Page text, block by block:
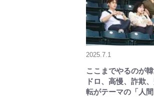
2025.7.1
ここまでやるのが
ドロ、高慢、詐欺
転がテーマの「人間